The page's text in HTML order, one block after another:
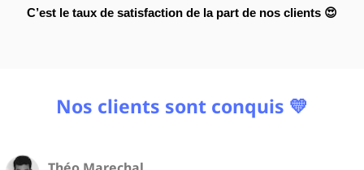
C’est le taux de satisfaction de la part de nos clients 😍
Nos clients sont conquis 💛